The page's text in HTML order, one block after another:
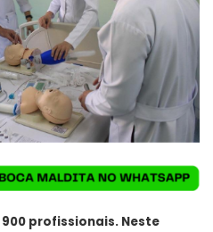
900 profissionais. Neste